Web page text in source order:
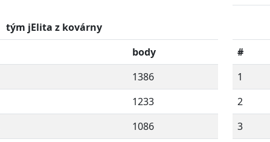
tým jElita z kovárny
body
1386
1233
1086
#
1
2
3